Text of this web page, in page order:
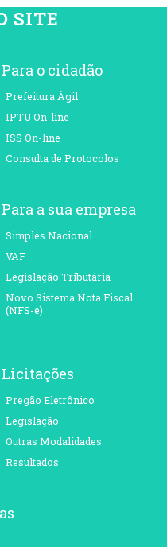
SITE
Para o cidadão
Prefeitura Ágil
IPTU On-line
ISS On-line
Consulta de Protocolos
Para a sua empresa
Simples Nacional
VAF
Legislação Tributária
Novo Sistema Nota Fiscal
(NFS-e)
Licitações
Pregão Eletrônico
Legislação
Outras Modalidades
Resultados